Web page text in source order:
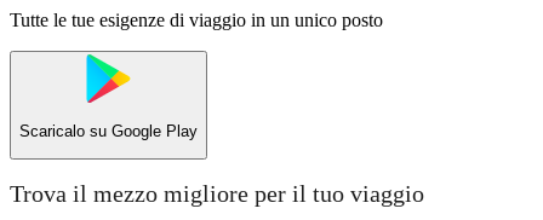
Tutte le tue esigenze di viaggio in un unico posto
Scaricalo su Google Play
Trova il mezzo migliore per il tuo viaggio